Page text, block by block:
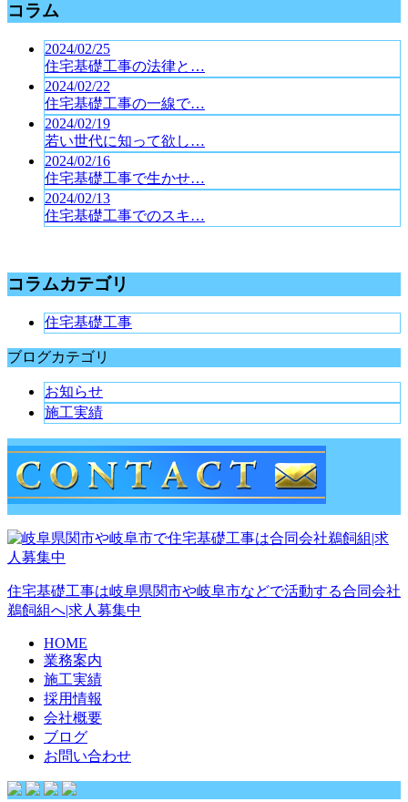
コラム
2024/02/25
住宅基礎工事の法律と…
2024/02/22
住宅基礎工事の一線で…
2024/02/19
若い世代に知って欲し…
2024/02/16
住宅基礎工事で生かせ…
2024/02/13
住宅基礎工事でのスキ…
コラムカテゴリ
住宅基礎工事
ブログカテゴリ
お知らせ
施工実績
住宅基礎工事は岐阜県関市や岐阜市などで活動する合同会社
鵜飼組へ|求人募集中
HOME
業務案内
施工実績
採用情報
会社概要
ブログ
お問い合わせ